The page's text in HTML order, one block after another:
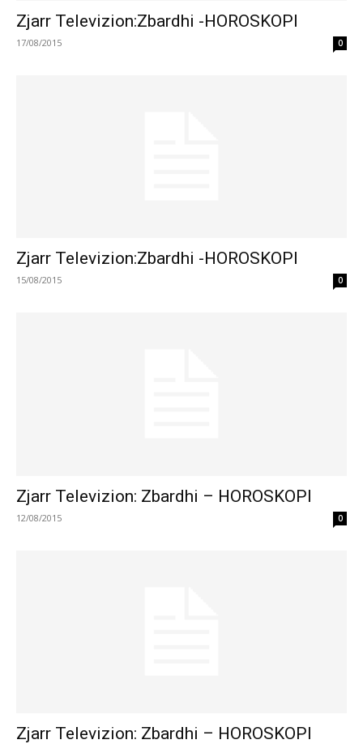
Zjarr Televizion:Zbardhi -HOROSKOPI
17/08/2015 0
Zjarr Televizion:Zbardhi -HOROSKOPI
15/08/2015 0
Zjarr Televizion: Zbardhi – HOROSKOPI
12/08/2015 0
Zjarr Televizion: Zbardhi – HOROSKOPI